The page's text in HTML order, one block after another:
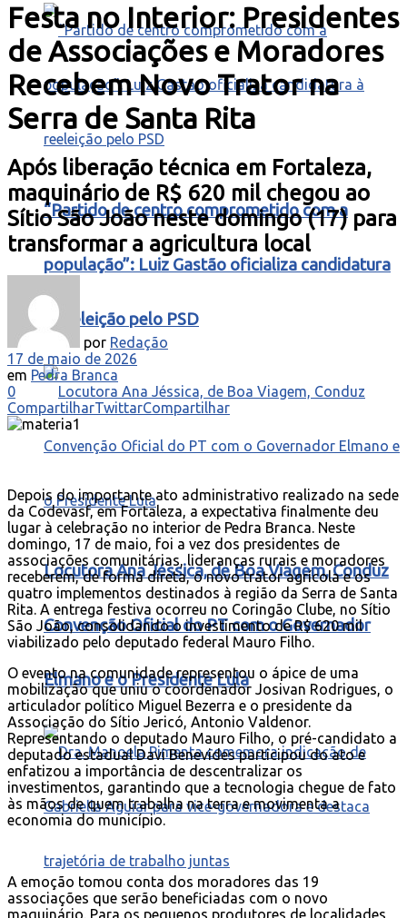
“Partido de centro comprometido com a
população”: Luiz Gastão oficializa candidatura
à reeleição pelo PSD
Locutora Ana Jéssica, de Boa Viagem, Conduz
Convenção Oficial do PT com o Governador
Elmano e o Presidente Lula
Festa no Interior: Presidentes
de Associações e Moradores
Recebem Novo Trator na
Serra de Santa Rita
Após liberação técnica em Fortaleza,
maquinário de R$ 620 mil chegou ao
Sítio São João neste domingo (17) para
transformar a agricultura local
por Redação
17 de maio de 2026
em Pedra Branca
0
CompartilharTwittarCompartilhar
Depois do importante ato administrativo realizado na sede
da Codevasf, em Fortaleza, a expectativa finalmente deu
lugar à celebração no interior de Pedra Branca. Neste
domingo, 17 de maio, foi a vez dos presidentes de
associações comunitárias, lideranças rurais e moradores
receberem, de forma direta, o novo trator agrícola e os
quatro implementos destinados à região da Serra de Santa
Rita. A entrega festiva ocorreu no Coringão Clube, no Sítio
São João, consolidando o investimento de R$ 620 mil
viabilizado pelo deputado federal Mauro Filho.
O evento na comunidade representou o ápice de uma
mobilização que uniu o coordenador Josivan Rodrigues, o
articulador político Miguel Bezerra e o presidente da
Associação do Sítio Jericó, Antonio Valdenor.
Representando o deputado Mauro Filho, o pré-candidato a
deputado estadual Davi Benevides participou do ato e
enfatizou a importância de descentralizar os
investimentos, garantindo que a tecnologia chegue de fato
às mãos de quem trabalha na terra e movimenta a
economia do município.
A emoção tomou conta dos moradores das 19
associações que serão beneficiadas com o novo